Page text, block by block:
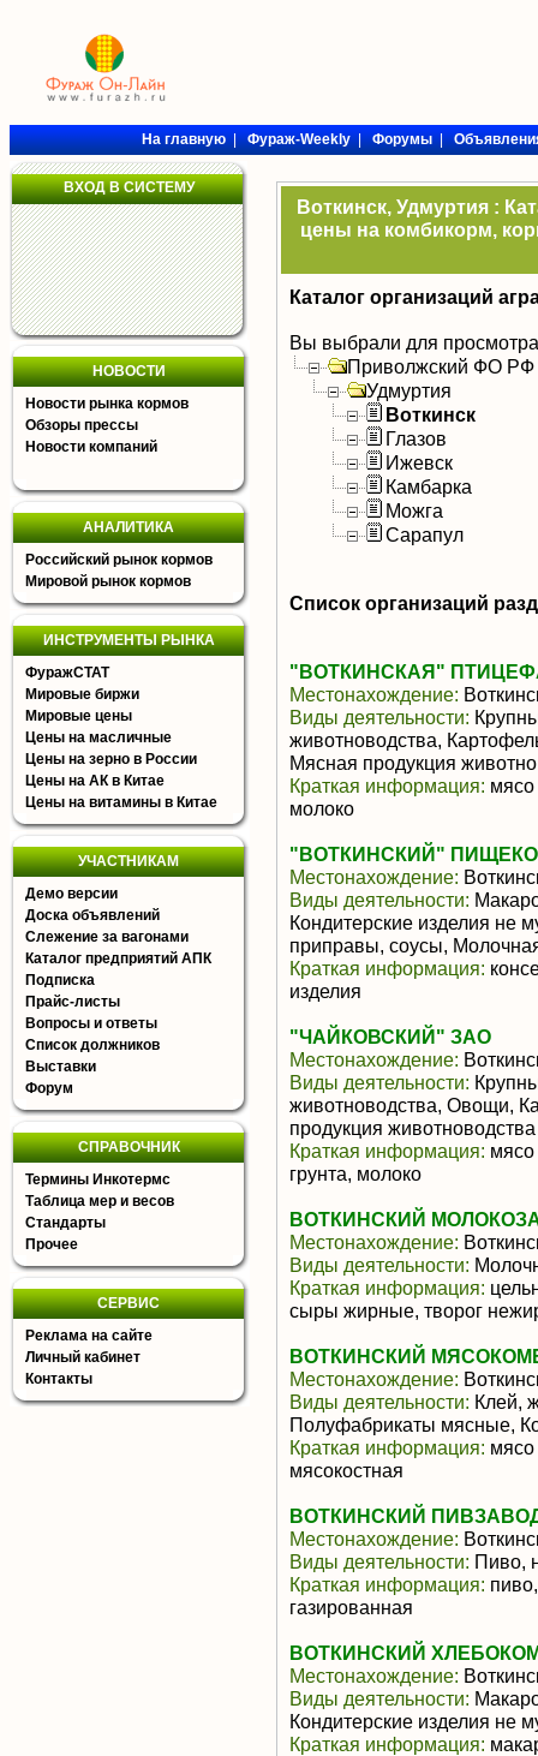
На главную|Фураж-Weekly|Форумы|
ВХОД В СИСТЕМУ
НОВОСТИ
Новости рынка кормов
Обзоры прессы
Новости компаний
АНАЛИТИКА
Российский рынок кормов
Мировой рынок кормов
ИНСТРУМЕНТЫ РЫНКА
ФуражСТАТ
Мировые биржи
Мировые цены
Цены на масличные
Цены на зерно в России
Цены на АК в Китае
Цены на витамины в Китае
УЧАСТНИКАМ
Демо версии
Доска объявлений
Слежение за вагонами
Каталог предприятий АПК
Подписка
Прайс-листы
Вопросы и ответы
Список должников
Выставки
Форум
СПРАВОЧНИК
Термины Инкотермс
Таблица мер и весов
Стандарты
Прочее
СЕРВИС
Реклама на сайте
Личный кабинет
Контакты
Воткинск, Удмуртия :
цены на комбикорм,
Каталог организаций
Вы выбрали для
Приволжский ФО РФ
Удмуртия
Воткинск
Глазов
Ижевск
Камбарка
Можга
Сарапул
Список организаций
"ВОТКИНСКАЯ"
Местонахождение:
Виды деятельности:
животноводства,
Мясная продукция
Краткая информация: мясо
молоко
"ВОТКИНСКИЙ"
Местонахождение:
Виды деятельности:
Кондитерские изделия не
приправы, соусы,
Краткая информация:
изделия
"ЧАЙКОВСКИЙ" ЗАО
Местонахождение:
Виды деятельности:
животноводства, Овощи,
продукция животноводства
Краткая информация: мясо
грунта, молоко
ВОТКИНСКИЙ
Местонахождение:
Виды деятельности:
Краткая информация:
сыры жирные, творог
ВОТКИНСКИЙ
Местонахождение:
Виды деятельности: Клей,
Полуфабрикаты мясные,
Краткая информация: мясо
мясокостная
ВОТКИНСКИЙ
Местонахождение:
Виды деятельности: Пиво,
Краткая информация:
газированная
ВОТКИНСКИЙ
Местонахождение:
Виды деятельности:
Кондитерские изделия не
Краткая информация: